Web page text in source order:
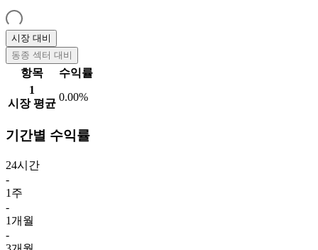
시장 대비
동종 섹터 대비
항목
수익률
1
시장 평균
0.00%
기간별 수익률
24시간
-
1주
-
1개월
-